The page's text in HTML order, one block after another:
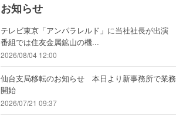
お知らせ
テレビ東京「アンパラレルド」に当社社長が出演
番組では住友金属鉱山の機...
2026/08/04 12:00
仙台支局移転のお知らせ 本日より新事務所で業務
開始
2026/07/21 09:37